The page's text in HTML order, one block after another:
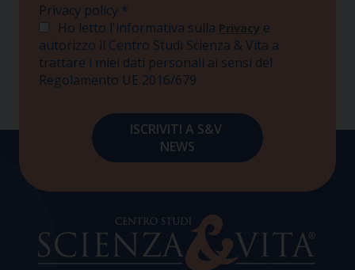
Privacy policy *
Ho letto l'informativa sulla Privacy e
autorizzo il Centro Studi Scienza & Vita a
trattare i miei dati personali ai sensi del
Regolamento UE 2016/679